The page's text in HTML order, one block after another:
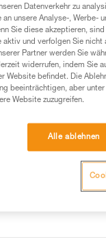
Stirnlampe
Stirnlampe
Datenverkehr zu
an unsere Analyse-, Werbe-
Sie diese akzeptieren,
aktiv und verfolgen Sie
Partner werden Sie
widerrufen, indem Sie
Website befindet. Die
beeinträchtigen, aber
Website zuzugreifen.
Alle ablehnen